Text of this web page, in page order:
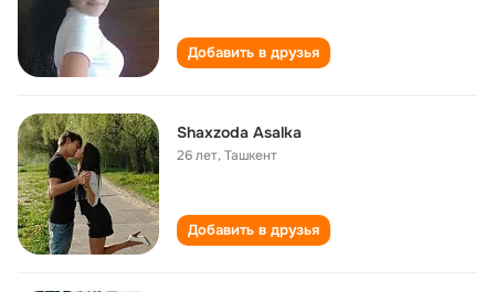
Добавить в друзья
Shaxzoda Asalka
26 лет,Ташкент
Добавить в друзья